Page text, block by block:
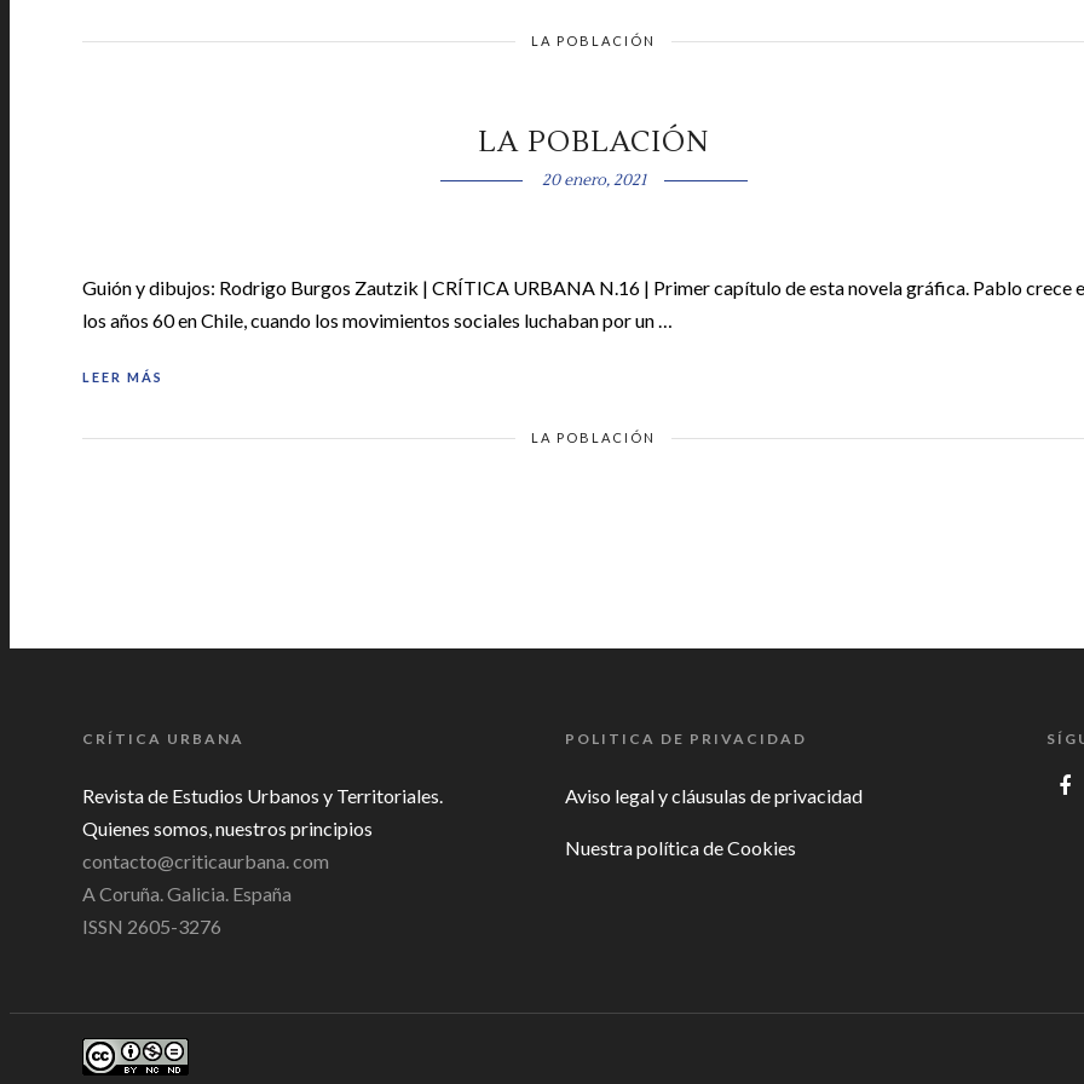
LA POBLACIÓN
LA POBLACIÓN
20 enero, 2021
Guión y dibujos: Rodrigo Burgos Zautzik | CRÍTICA URBANA N.16 | Primer capítulo de esta novela gráfica. Pablo crece
los años 60 en Chile, cuando los movimientos sociales luchaban por un …
LEER MÁS
LA POBLACIÓN
CRÍTICA URBANA
Revista de Estudios Urbanos y Territoriales.
Quienes somos, nuestros principios
contacto@criticaurbana. com
A Coruña. Galicia. España
ISSN 2605-3276
POLITICA DE PRIVACIDAD
Aviso legal y cláusulas de privacidad
Nuestra política de Cookies